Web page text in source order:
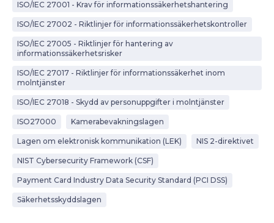
ISO/IEC 27001 - Krav för informationssäkerhetshantering
ISO/IEC 27002 - Riktlinjer för informationssäkerhetskontroller
ISO/IEC 27005 - Riktlinjer för hantering av
informationssäkerhetsrisker
ISO/IEC 27017 - Riktlinjer för informationssäkerhet inom
molntjänster
ISO/IEC 27018 - Skydd av personuppgifter i molntjänster
ISO27000 Kamerabevakningslagen
Lagen om elektronisk kommunikation (LEK) NIS 2-direktivet
NIST Cybersecurity Framework (CSF)
Payment Card Industry Data Security Standard (PCI DSS)
Säkerhetsskyddslagen